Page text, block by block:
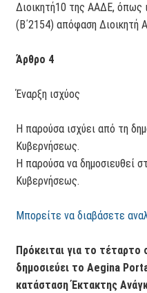
Διοικητή10 της ΑΑΔΕ, όπως
(Β΄2154) απόφαση Διοικητή
Άρθρο 4
Έναρξη ισχύος
Η παρούσα ισχύει από τη
Κυβερνήσεως.
Η παρούσα να δημοσιευθεί
Κυβερνήσεως.
Μπορείτε να διαβάσετε
Πρόκειται για το
δημοσιεύει το Aegina
κατάσταση Έκτακτης